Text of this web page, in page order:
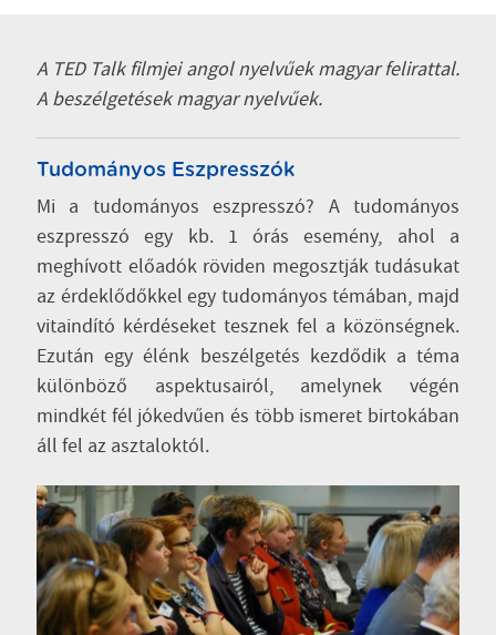
A TED Talk filmjei angol nyelvűek magyar felirattal.
A beszélgetések magyar nyelvűek.
Tudományos Eszpresszók
Mi a tudományos eszpresszó? A tudományos
eszpresszó egy kb. 1 órás esemény, ahol a
meghívott előadók röviden megosztják tudásukat
az érdeklődőkkel egy tudományos témában, majd
vitaindító kérdéseket tesznek fel a közönségnek.
Ezután egy élénk beszélgetés kezdődik a téma
különböző aspektusairól, amelynek végén
mindkét fél jókedvűen és több ismeret birtokában
áll fel az asztaloktól.